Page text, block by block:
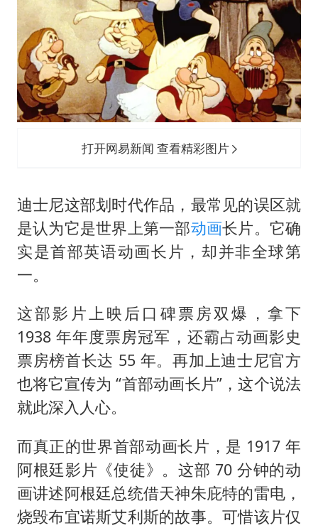
打开网易新闻 查看精彩图片
迪士尼这部划时代作品，最常见的误区就
是认为它是世界上第一部动画长片。它确
实是首部英语动画长片，却并非全球第
一。
这部影片上映后口碑票房双爆，拿下
1938 年年度票房冠军，还霸占动画影史
票房榜首长达 55 年。再加上迪士尼官方
也将它宣传为 “首部动画长片”，这个说法
就此深入人心。
而真正的世界首部动画长片，是 1917 年
阿根廷影片《使徒》。这部 70 分钟的动
画讲述阿根廷总统借天神朱庇特的雷电，
烧毁布宜诺斯艾利斯的故事。可惜该片仅